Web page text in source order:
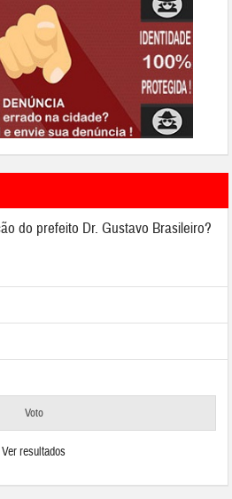
do prefeito Dr. Gustavo Brasileiro?
Ver resultados